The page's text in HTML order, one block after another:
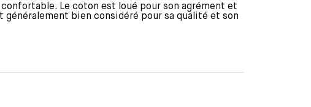
Le coton est loué pour son agrément et
bien considéré pour sa qualité et son